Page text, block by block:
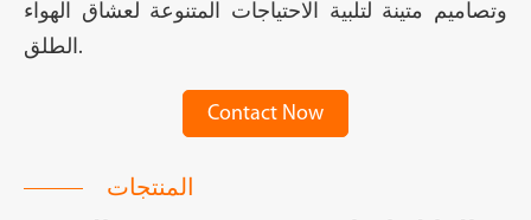
وتصاميم متينة لتلبية الاحتياجات المتنوعة لعشاق الهواء
الطلق.
Contact Now
المنتجات